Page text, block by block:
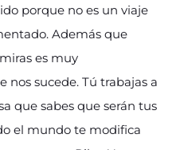
porque no es un viaje
Además que
es muy
nos sucede. Tú trabajas a
que sabes que serán tus
el mundo te modifica